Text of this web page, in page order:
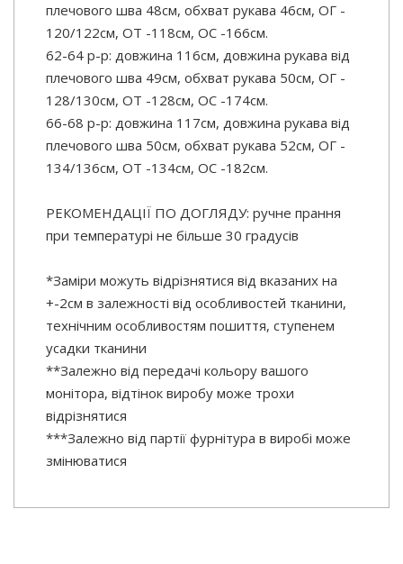
плечового шва 48см, обхват рукава 46см, ОГ -
120/122см, ОТ -118см, OC -166см.
62-64 р-р: довжина 116см, довжина рукава від
плечового шва 49см, обхват рукава 50см, ОГ -
128/130см, ОТ -128см, OC -174см.
66-68 р-р: довжина 117см, довжина рукава від
плечового шва 50см, обхват рукава 52см, ОГ -
134/136см, ОТ -134см, OC -182см.
РЕКОМЕНДАЦІЇ ПО ДОГЛЯДУ: ручне прання
при температурі не більше 30 градусів
*Заміри можуть відрізнятися від вказаних на
+-2см в залежності від особливостей тканини,
технічним особливостям пошиття, ступенем
усадки тканини
**Залежно від передачі кольору вашого
монітора, відтінок виробу може трохи
відрізнятися
***Залежно від партії фурнітура в виробі може
змінюватися